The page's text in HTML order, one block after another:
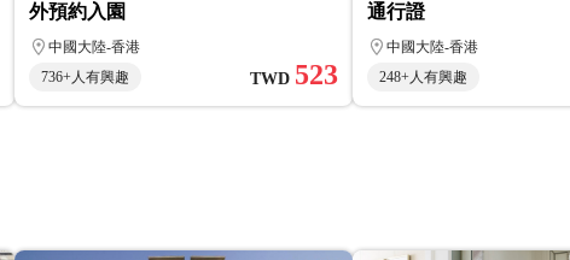
外預約入園
中國大陸-香港
736+人有興趣
TWD 523
通行證
中國大陸-香港
248+人有興趣